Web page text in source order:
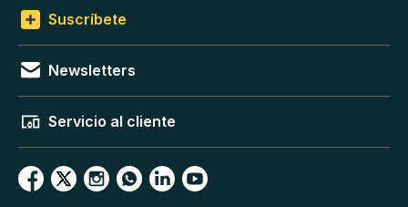
Suscríbete
Newsletters
Servicio al cliente